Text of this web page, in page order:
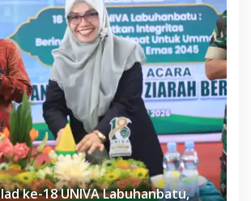
ke-18 UNIVA Labuhanbatu,